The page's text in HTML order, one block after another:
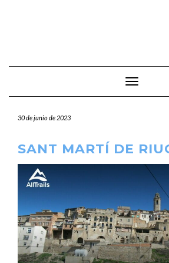
Cambiar
30 de junio de 2023
SANT MARTÍ DE